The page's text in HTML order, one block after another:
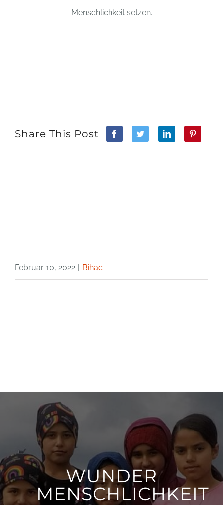
Menschlichkeit setzen.
Share This Post
Februar 10, 2022 | Bihac
WUNDER
MENSCHLICHKEIT